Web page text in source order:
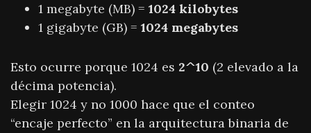
1 megabyte (MB) = 1024 kilobytes
1 gigabyte (GB) = 1024 megabytes
Esto ocurre porque 1024 es 2^10 (2 elevado a la
décima potencia).
Elegir 1024 y no 1000 hace que el conteo
“encaje perfecto” en la arquitectura binaria de